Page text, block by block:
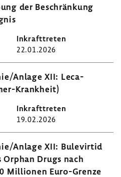
der Beschrän­kung
22.01.2026
Anlage XII: Leca­
​Krankheit)
19.02.2026
Anlage XII: Bule­virtid
Drugs nach
Millionen Euro-​Grenze